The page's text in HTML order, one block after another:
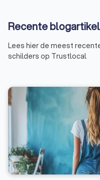
Recente
Lees hier de meest
schilders op Trustlocal